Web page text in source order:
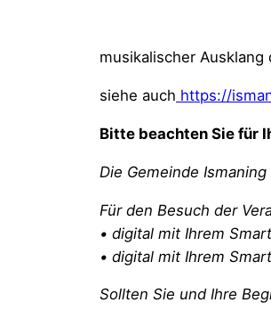
musikalischer
siehe auch https://
Bitte beachten Sie für
Die Gemeinde
Für den Besuch der
• digital mit Ihrem
• digital mit Ihrem
Sollten Sie und Ihre